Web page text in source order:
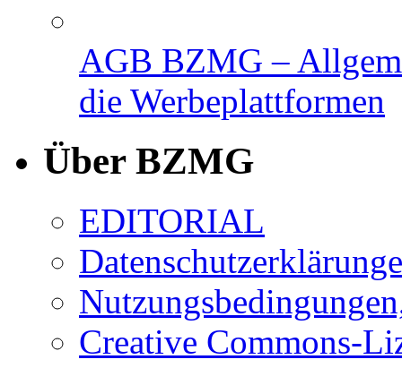
AGB BZMG –
die Werbeplattformen
Über BZMG
EDITORIAL
Creative Commons-